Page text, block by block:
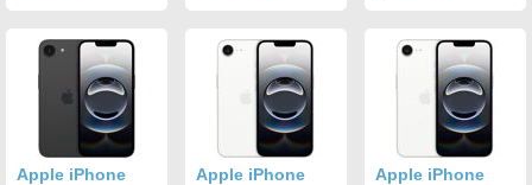
MD1Q4ZD/A
Apple iPhone
Apple iPhone
Apple iPhone